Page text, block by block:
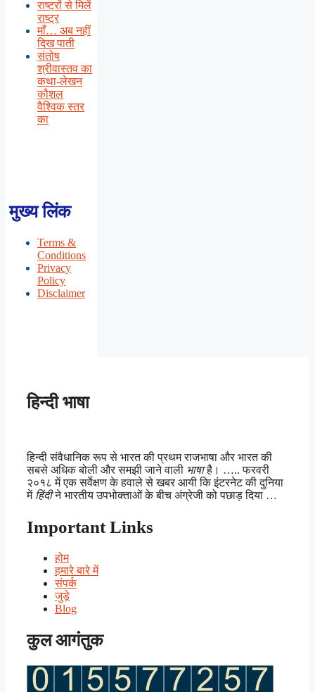
राष्ट्रों से मिलें
राष्ट्र
माँ… अब नहीं
दिख पाती
संतोष
श्रीवास्तव का
कथा-लेखन
कौशल
वैश्विक स्तर
का
मुख्य लिंक
Terms &
Conditions
Privacy
Policy
Disclaimer
हिन्दी भाषा
हिन्दी संवैधानिक रूप से भारत की प्रथम राजभाषा और भारत की
सबसे अधिक बोली और समझी जाने वाली भाषाहै। ….. फरवरी
२०१८ में एक सर्वेक्षण के हवाले से खबर आयी कि इंटरनेट की दुनिया
में हिंदीने भारतीय उपभोक्ताओं के बीच अंग्रेजी को पछाड़ दिया …
Important Links
होम
हमारे बारे में
संपर्क
जुड़े
Blog
कुल आगंतुक